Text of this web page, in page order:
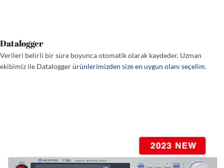
Datalogger
Verileri belirli bir süre boyunca otomatik olarak kaydeder. Uzman
ekibimiz ile Dataloggerürünlerimizden size en uygun olanı seçelim.